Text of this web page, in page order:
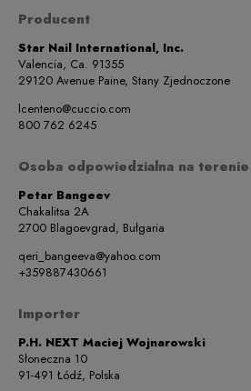
Producent
Star Nail International, Inc.
Valencia, Ca. 91355
29120 Avenue Paine, Stany Zjednoczone
lcenteno@cuccio.com
800 762 6245
Osoba odpowiedzialna na terenie
Petar Bangeev
Chakalitsa 2A
2700 Blagoevgrad, Bułgaria
qeri_bangeeva@yahoo.com
+359887430661
Importer
P.H. NEXT Maciej Wojnarowski
Słoneczna 10
91-491 Łódź, Polska